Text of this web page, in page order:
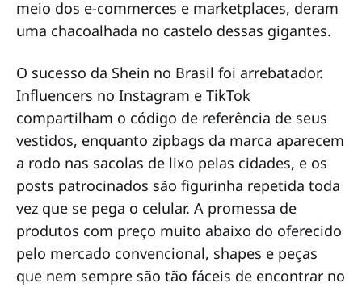
meio dos e-commerces e marketplaces, deram
uma chacoalhada no castelo dessas gigantes.
O sucesso da Shein no Brasil foi arrebatador.
Influencers no Instagram e TikTok
compartilham o código de referência de seus
vestidos, enquanto zipbags da marca aparecem
a rodo nas sacolas de lixo pelas cidades, e os
posts patrocinados são figurinha repetida toda
vez que se pega o celular. A promessa de
produtos com preço muito abaixo do oferecido
pelo mercado convencional, shapes e peças
que nem sempre são tão fáceis de encontrar no